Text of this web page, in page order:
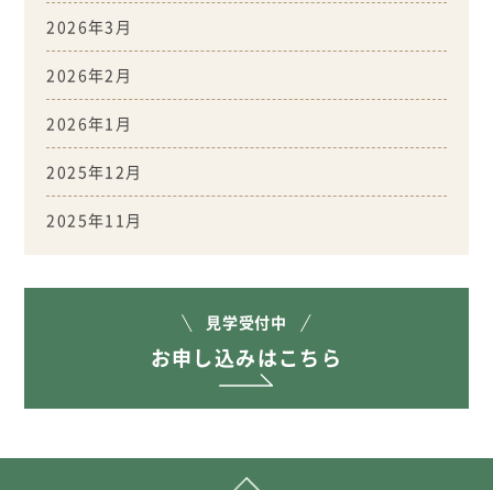
2026年3月
2026年2月
2026年1月
2025年12月
2025年11月
見学受付中
お申し込みはこちら